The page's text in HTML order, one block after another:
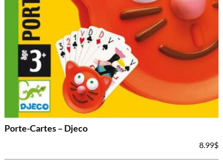
Porte-Cartes – Djeco
8.99$